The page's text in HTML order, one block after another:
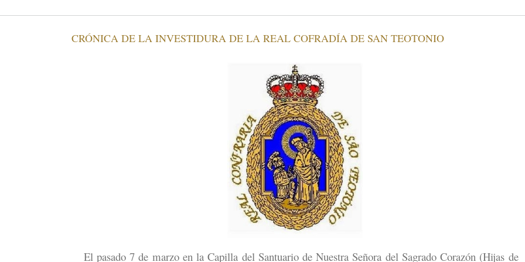
CRÓNICA DE LA INVESTIDURA DE LA REAL COFRADÍA DE SAN TEOTONIO
El pasado 7 de marzo en la Capilla del Santuario de Nuestra Señora del Sagrado Corazón (Hijas de